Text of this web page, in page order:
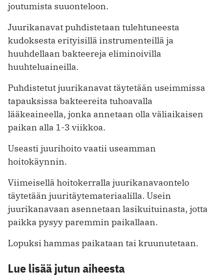
joutumista suuonteloon.
Juurikanavat puhdistetaan tulehtuneesta
kudoksesta erityisillä instrumenteillä ja
huuhdellaan bakteereja eliminoivilla
huuhteluaineilla.
Puhdistetut juurikanavat täytetään useimmissa
tapauksissa bakteereita tuhoavalla
lääkeaineella, jonka annetaan olla väliaikaisen
paikan alla 1-3 viikkoa.
Useasti juurihoito vaatii useamman
hoitokäynnin.
Viimeisellä hoitokerralla juurikanavaontelo
täytetään juuritäytemateriaalilla. Usein
juurikanavaan asennetaan lasikuituinasta, jotta
paikka pysyy paremmin paikallaan.
Lopuksi hammas paikataan tai kruunutetaan.
Lue lisää jutun aiheesta